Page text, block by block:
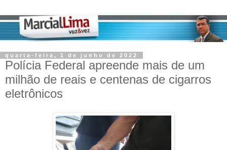
quarta-feira, 1 de junho de 2022
Polícia Federal apreende mais de um
milhão de reais e centenas de cigarros
eletrônicos